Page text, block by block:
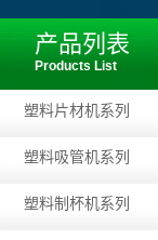
产品列表
Products List
塑料片材机系列
塑料吸管机系列
塑料制杯机系列